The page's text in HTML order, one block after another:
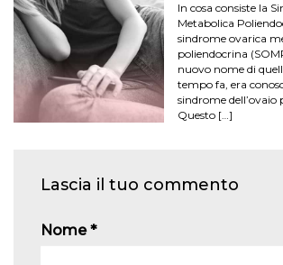
In cosa consiste la
Metabolica
sindrome ovarica
poliendocrina
nuovo nome di
tempo fa, era
sindrome dell’ovaio
Questo […]
Lascia il tuo commento
Nome*